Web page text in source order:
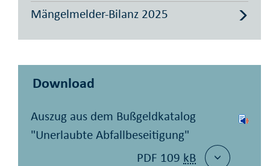
Mängelmelder-Bilanz 2025
Download
Auszug aus dem Bußgeldkatalog
"Unerlaubte Abfallbeseitigung"
PDF 109 kB